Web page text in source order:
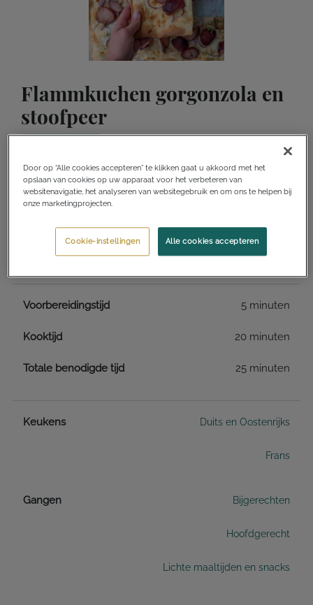
Flammkuchen gorgonzola en
stoofpeer
Log in voor meer functionaliteiten
Toevoegen aan receptenverzameling
Ik wil dit maken Ik heb dit gemaakt
Voorbereidingstijd 5 minuten
Kooktijd 20 minuten
Totale benodigde tijd 25 minuten
Keukens Duits en Oostenrijks
Frans
Gangen Bijgerechten
Hoofdgerecht
Lichte maaltijden en snacks
Door op “Alle cookies accepteren” te klikken gaat u akkoord met het
opslaan van cookies op uw apparaat voor het verbeteren van
websitenavigatie, het analyseren van websitegebruik en om ons te helpen bij
onze marketingprojecten.
Alle cookies accepteren
Cookie-instellingen